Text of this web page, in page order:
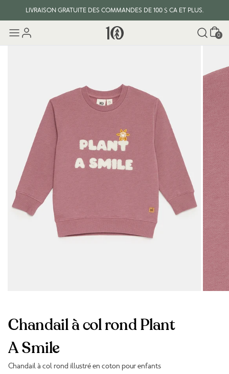
LIVRAISON GRATUITE DES COMMANDES DE 100 $ CA ET PLUS.
Panier
0
Chandail à col rond Plant
A Smile
Chandail à col rond illustré en coton pour enfants